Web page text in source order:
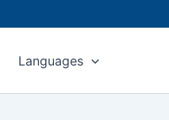
Languages